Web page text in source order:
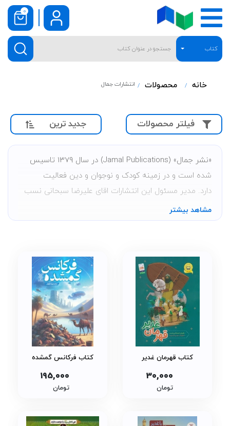
کتاب
0
خانه محصولات انتشارات جمال
فیلتر محصولات جدید ترین
«نشر جمال» (Jamal Publications) در سال 1379 تاسیس
شده است و در زمینه کودک و نوجوان و دین فعالیت
دارد. مدیر مسئول این انتشارات اقای علیرضا سبحانی نسب
هستند.
مشاهد بیشتر
کتاب قهرمان غدیر
30,000
تومان
کتاب فرکانس گمشده
195,000
تومان